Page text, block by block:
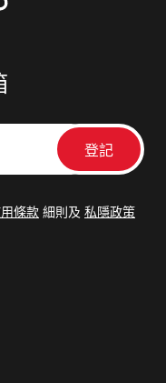
條款 細則及 私隱政策